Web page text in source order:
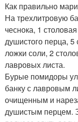
Как правильно
На трехлитровую
чеснока, 1
душистого перца,
ложки соли, 2
лавровых листа.
Бурые помидоры
банку с лавровым
очищенным и
душистым перцем.